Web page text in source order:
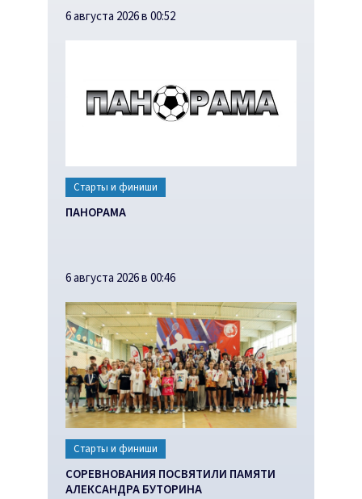
6 августа 2026 в 00:52
Старты и финиши
ПАНОРАМА
6 августа 2026 в 00:46
Старты и финиши
СОРЕВНОВАНИЯ ПОСВЯТИЛИ ПАМЯТИ
АЛЕКСАНДРА БУТОРИНА